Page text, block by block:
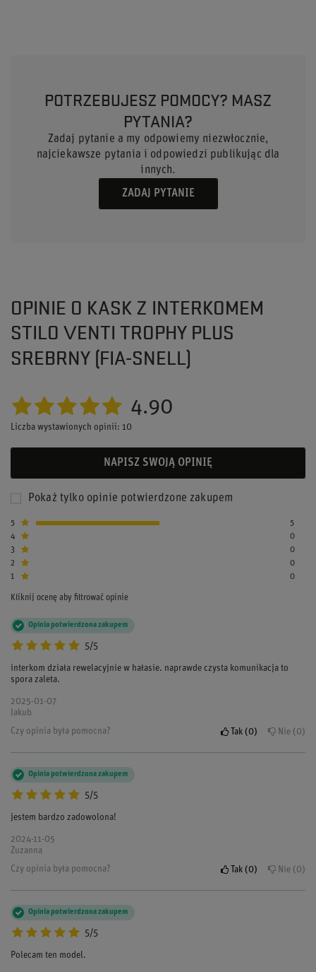
POTRZEBUJESZ POMOCY? MASZ
PYTANIA?
Zadaj pytanie a my odpowiemy niezwłocznie,
najciekawsze pytania i odpowiedzi publikując dla
innych.
ZADAJ PYTANIE
OPINIE O KASK Z INTERKOMEM
STILO VENTI TROPHY PLUS
SREBRNY (FIA-SNELL)
4.90
Liczba wystawionych opinii: 10
NAPISZ SWOJĄ OPINIĘ
Pokaż tylko opinie potwierdzone zakupem
5
5
4
0
3
0
2
0
1
0
Kliknij ocenę aby filtrować opinie
5/5
Opinia potwierdzona zakupem
interkom działa rewelacyjnie w hałasie. naprawde czysta komunikacja to
spora zaleta.
2025-01-07
Jakub
Czy opinia była pomocna?
Tak 0 Nie 0
5/5
Opinia potwierdzona zakupem
jestem bardzo zadowolona!
2024-11-05
Zuzanna
Czy opinia była pomocna?
Tak 0 Nie 0
5/5
Opinia potwierdzona zakupem
Polecam ten model.